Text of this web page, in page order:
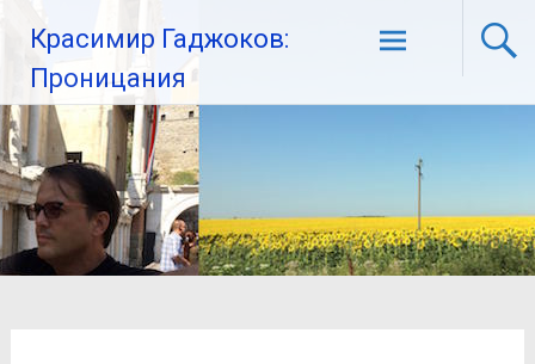
Красимир Гаджоков:
Проницания